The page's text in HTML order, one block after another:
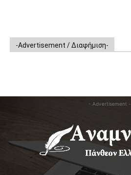
-Advertisement / Διαφήμιση-
- Advertisement -